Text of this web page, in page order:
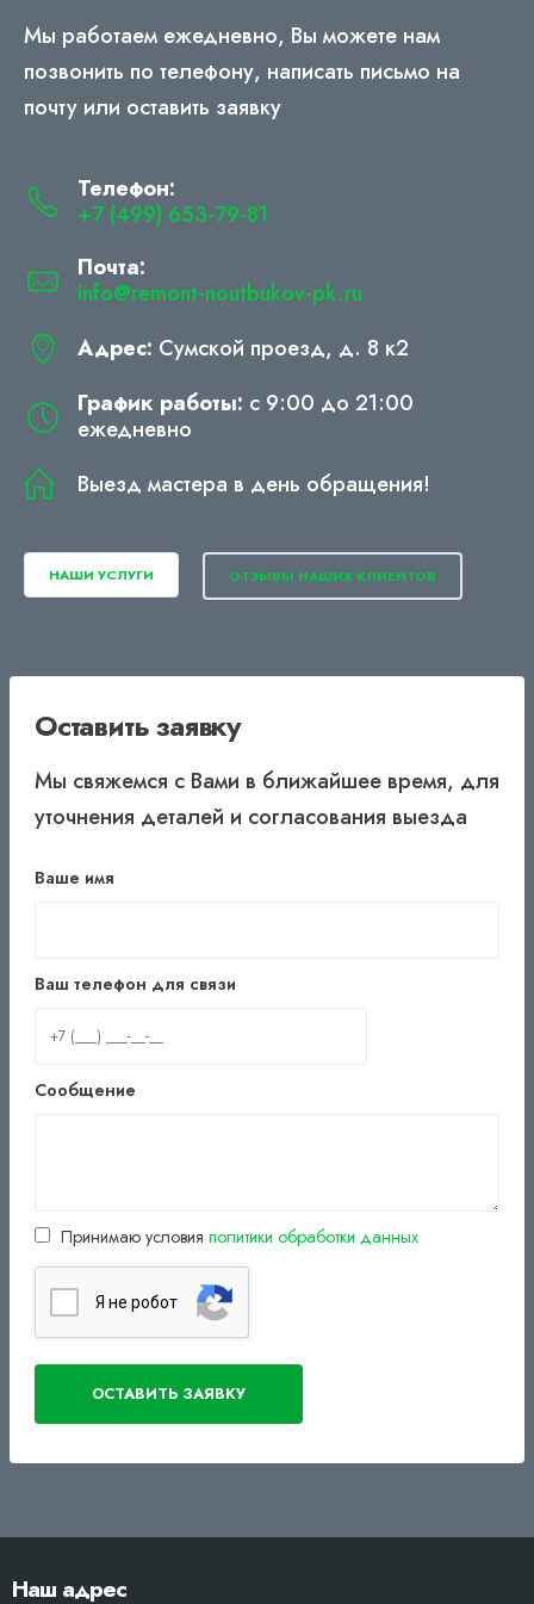
Мы работаем ежедневно, Вы можете нам
позвонить по телефону, написать письмо на
почту или оставить заявку
Телефон:
+7 (499) 653-79-81
Почта:
info@remont-noutbukov-pk.ru
Адрес: Сумской проезд, д. 8 к2
График работы: с 9:00 до 21:00
ежедневно
Выезд мастера в день обращения!
НАШИ УСЛУГИ ОТЗЫВЫ НАШИХ КЛИЕНТОВ
Оставить заявку
Мы свяжемся с Вами в ближайшее время, для
уточнения деталей и согласования выезда
Ваше имя
Ваш телефон для связи
Сообщение
Принимаю условия политики обработки данных
Я нe poбoт
Наш адрес